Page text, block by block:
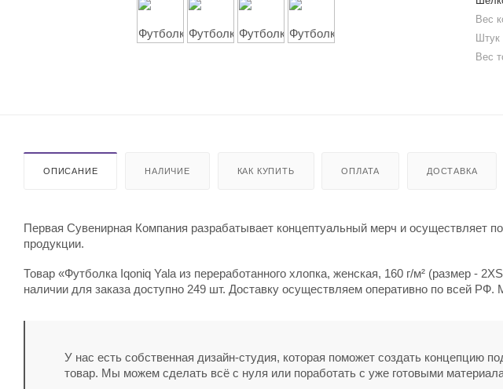
Вес
Штук
Вес
ОПИСАНИЕ НАЛИЧИЕ КАК КУПИТЬ ОПЛАТА ДОСТАВКА
Первая Сувенирная Компания разрабатывает концептуальный мерч и осуществляет
продукции.
Товар «Футболка Iqoniq Yala из переработанного хлопка, женская, 160 г/м² (размер -
наличии для заказа доступно 249 шт. Доставку осуществляем оперативно по всей РФ.
У нас есть собственная дизайн-студия, которая поможет создать концепцию
товар. Мы можем сделать всё с нуля или поработать с уже готовыми